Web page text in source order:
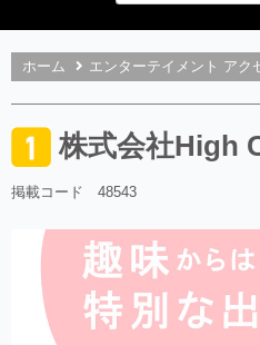
ホーム エンターテイメント アク
株式会社High
掲載コード 48543